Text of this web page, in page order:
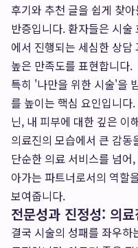
후기와 추천 글을 쉽게 찾
반증입니다. 환자들은 시술
에서 진행되는 세심한 상
높은 만족도를 표현합니다.
특히 '나만을 위한 시술'을
를 높이는 핵심 요인입니
닌, 내 피부에 대한 깊은 이
의료진의 모습에서 큰 감
단순한 의료 서비스를 넘
아가는 파트너로서의 역할
보여줍니다.
전문성과 진정성: 의
결국 시술의 성패를 좌우